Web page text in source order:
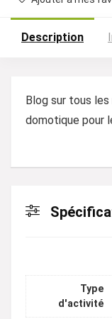
Description
Blog sur tous
domotique pour
Type
d'activité